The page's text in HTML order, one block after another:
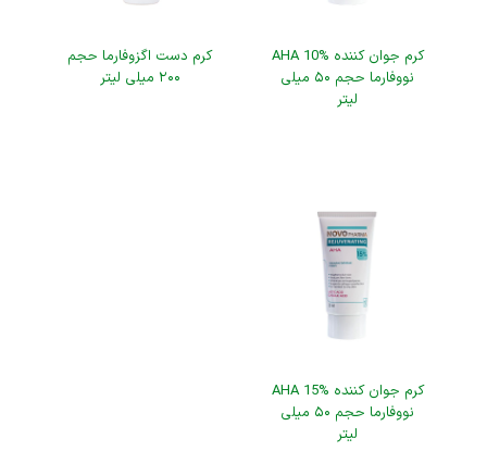
کرم جوان کننده AHA 10%
نووفارما حجم ۵۰ میلی
لیتر
کرم دست اگزوفارما حجم
۲۰۰ میلی لیتر
کرم جوان کننده AHA 15%
نووفارما حجم ۵۰ میلی
لیتر